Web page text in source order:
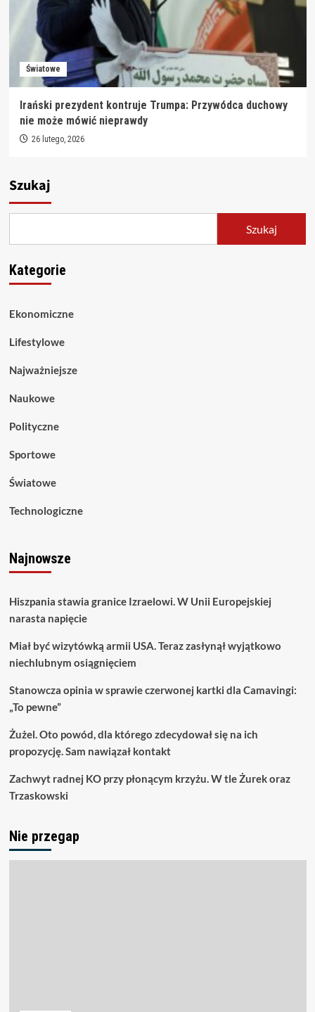
Światowe
Irański prezydent kontruje Trumpa: Przywódca duchowy
nie może mówić nieprawdy
26 lutego, 2026
Szukaj
Szukaj
Kategorie
Ekonomiczne
Lifestylowe
Najważniejsze
Naukowe
Polityczne
Sportowe
Światowe
Technologiczne
Najnowsze
Hiszpania stawia granice Izraelowi. W Unii Europejskiej
narasta napięcie
Miał być wizytówką armii USA. Teraz zasłynął wyjątkowo
niechlubnym osiągnięciem
Stanowcza opinia w sprawie czerwonej kartki dla Camavingi:
„To pewne”
Żużel. Oto powód, dla którego zdecydował się na ich
propozycję. Sam nawiązał kontakt
Zachwyt radnej KO przy płonącym krzyżu. W tle Żurek oraz
Trzaskowski
Nie przegap